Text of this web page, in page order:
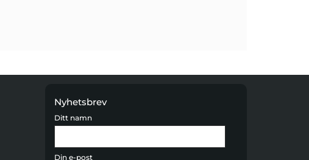
Nyhetsbrev
Ditt namn
Din e-post